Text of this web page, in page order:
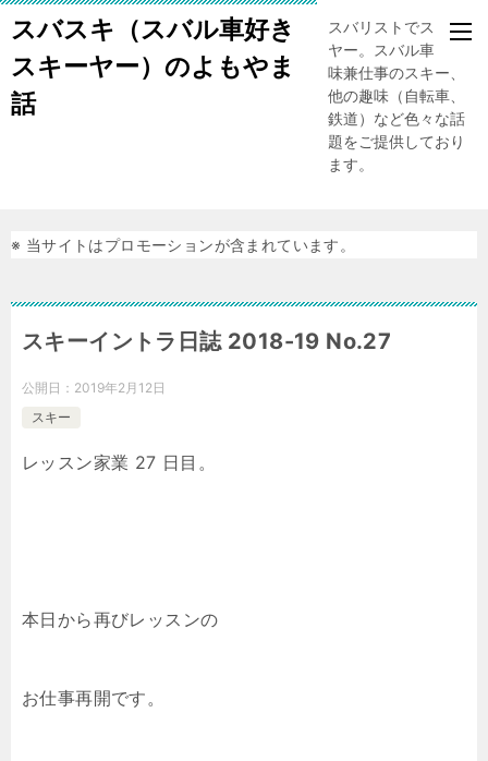
スバスキ（スバル車好き
スキーヤー）のよもやま
話
スバリストでスキー
ヤー。スバル車、趣
味兼仕事のスキー、
他の趣味（自転車、
鉄道）など色々な話
題をご提供しており
ます。
※ 当サイトはプロモーションが含まれています。
スキーイントラ日誌 2018-19 No.27
公開日： 2019年2月12日
スキー
レッスン家業 27 日目。
本日から再びレッスンの
お仕事再開です。